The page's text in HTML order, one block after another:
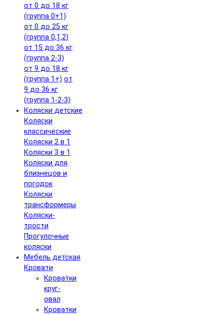
от 0 до 18 кг
(группа 0+1)
от 0 до 25 кг
(группа 0,1,2)
от 15 до 36 кг
(группа 2-3)
от 9 до 18 кг
(группа 1+) от
9 до 36 кг
(группа 1-2-3)
Коляски детские
Коляски
классические
Коляски 2 в 1
Коляски 3 в 1
Коляски для
близнецов и
погодок
Коляски
трансформеры
Коляски-
трости
Прогулочные
коляски
Мебель детская
Кровати
Кроватки
круг-
овал
Кроватки